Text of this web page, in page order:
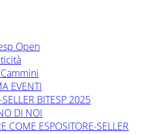
Open
EVENTI
BITESP 2025
DI NOI
COME ESPOSITORE-SELLER